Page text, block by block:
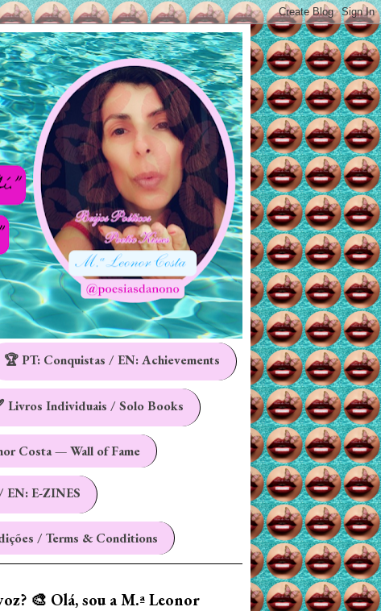
🏆 PT: Conquistas / EN: Achievements
Individuais / Solo Books
Costa — Wall of Fame
E-ZINES
/ Terms & Conditions
🎨 Olá, sou a M.ª Leonor